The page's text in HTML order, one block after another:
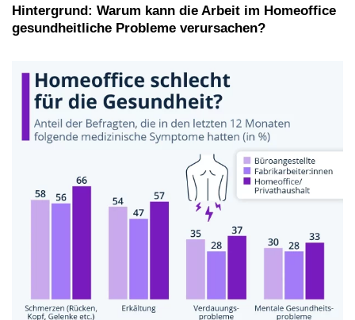
Hintergrund: Warum kann die Arbeit im Homeoffice
gesundheitliche Probleme verursachen?